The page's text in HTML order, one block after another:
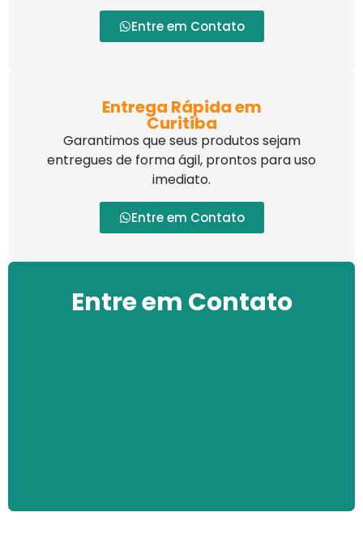
Entre em Contato
Entrega Rápida em
Curitiba
Garantimos que seus produtos sejam
entregues de forma ágil, prontos para uso
imediato.
Entre em Contato
Entre em Contato